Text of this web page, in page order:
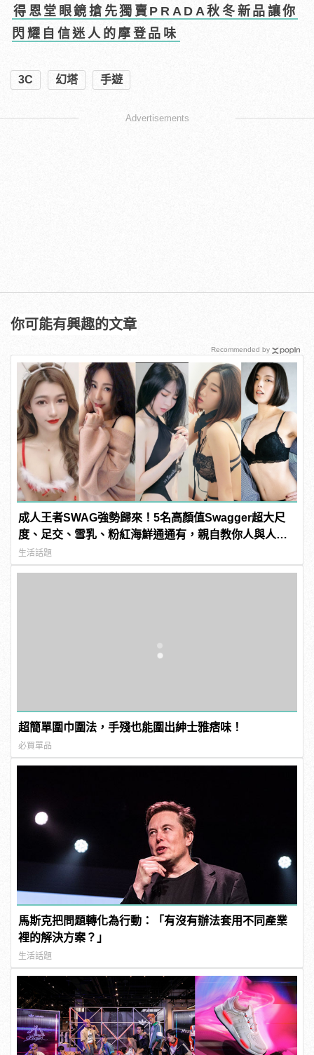
得恩堂眼鏡搶先獨賣PRADA秋冬新品讓你
閃耀自信迷人的摩登品味
3C 幻塔 手遊
Advertisements
你可能有興趣的文章
成人王者SWAG強勢歸來！5名高顏值Swagger超大尺
度、足交、雪乳、粉紅海鮮通通有，親自教你人與人的
連結！ | manfashion這樣變型男
生活話題
超簡單圍巾圍法，手殘也能圍出紳士雅痞味！
必買單品
馬斯克把問題轉化為行動：「有沒有辦法套用不同產業
裡的解決方案？」
生活話題
Recommended by